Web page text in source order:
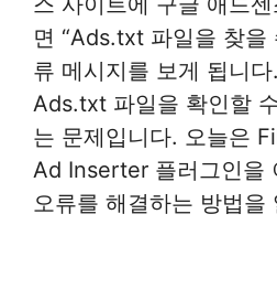
면 “Ads.txt 파일을 찾을
류 메시지를 보게 됩니
Ads.txt 파일을 확인할
는 문제입니다. 오늘은
Ad Inserter 플러그인을
오류를 해결하는 방법을